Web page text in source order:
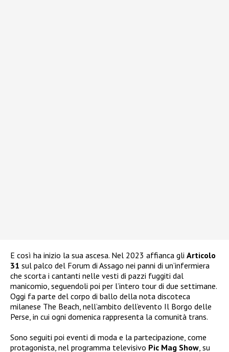
E così ha inizio la sua ascesa. Nel 2023 affianca gli Articolo
31 sul palco del Forum di Assago nei panni di un’infermiera
che scorta i cantanti nelle vesti di pazzi fuggiti dal
manicomio, seguendoli poi per l’intero tour di due settimane.
Oggi fa parte del corpo di ballo della nota discoteca
milanese The Beach, nell’ambito dell’evento Il Borgo delle
Perse, in cui ogni domenica rappresenta la comunità trans.
Sono seguiti poi eventi di moda e la partecipazione, come
protagonista, nel programma televisivo Pic Mag Show, su